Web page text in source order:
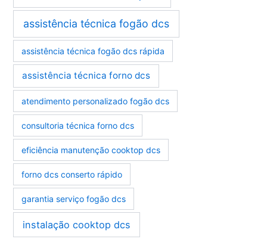
assistência técnica fogão dcs
assistência técnica fogão dcs rápida
assistência técnica forno dcs
atendimento personalizado fogão dcs
consultoria técnica forno dcs
eficiência manutenção cooktop dcs
forno dcs conserto rápido
garantia serviço fogão dcs
instalação cooktop dcs